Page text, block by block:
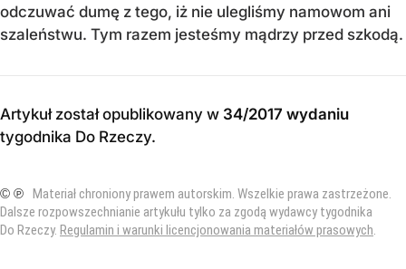
odczuwać dumę z tego, iż nie ulegliśmy namowom ani
szaleństwu. Tym razem jesteśmy mądrzy przed szkodą.
Artykuł został opublikowany w 34/2017 wydaniu
tygodnika Do Rzeczy.
© ℗ Materiał chroniony prawem autorskim. Wszelkie prawa zastrzeżone.
Dalsze rozpowszechnianie artykułu tylko za zgodą wydawcy tygodnika
Do Rzeczy. Regulamin i warunki licencjonowania materiałów prasowych.